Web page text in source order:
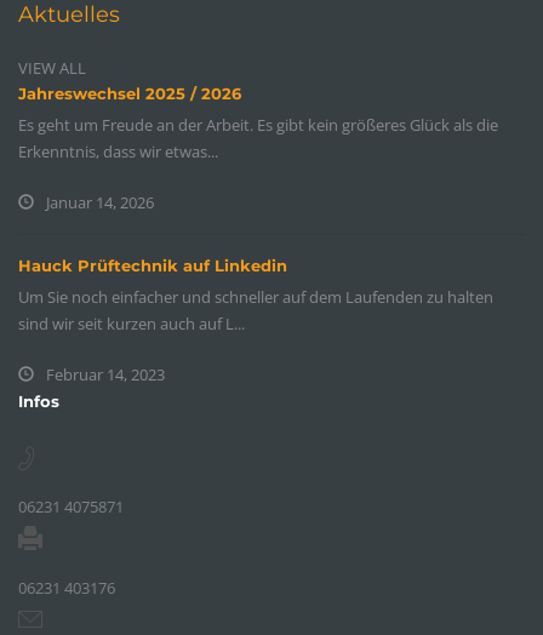
Aktuelles
VIEW ALL
Jahreswechsel 2025 / 2026
Es geht um Freude an der Arbeit. Es gibt kein größeres Glück als die
Erkenntnis, dass wir etwas...
Januar 14, 2026
Hauck Prüftechnik auf Linkedin
Um Sie noch einfacher und schneller auf dem Laufenden zu halten
sind wir seit kurzen auch auf L...
Februar 14, 2023
Infos
06231 4075871
06231 403176